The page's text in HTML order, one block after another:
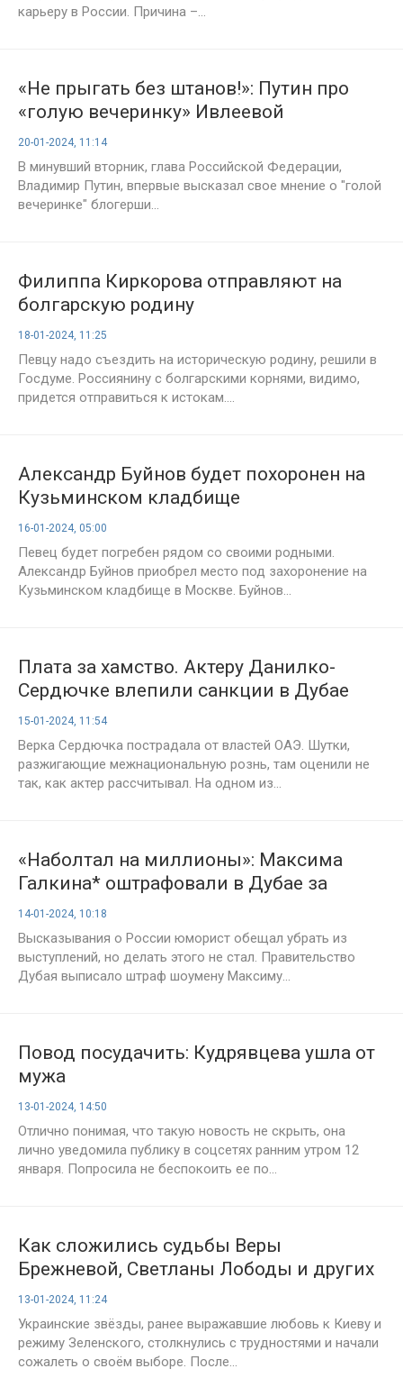
карьеру в России. Причина –...
«Не прыгать без штанов!»: Путин про
«голую вечеринку» Ивлеевой
20-01-2024, 11:14
В минувший вторник, глава Российской Федерации,
Владимир Путин, впервые высказал свое мнение о "голой
вечеринке" блогерши...
Филиппа Киркорова отправляют на
болгарскую родину
18-01-2024, 11:25
Певцу надо съездить на историческую родину, решили в
Госдуме. Россиянину с болгарскими корнями, видимо,
придется отправиться к истокам....
Александр Буйнов будет похоронен на
Кузьминском кладбище
16-01-2024, 05:00
Певец будет погребен рядом со своими родными.
Александр Буйнов приобрел место под захоронение на
Кузьминском кладбище в Москве. Буйнов...
Плата за хамство. Актеру Данилко-
Сердючке влепили санкции в Дубае
15-01-2024, 11:54
Верка Сердючка пострадала от властей ОАЭ. Шутки,
разжигающие межнациональную рознь, там оценили не
так, как актер рассчитывал. На одном из...
«Наболтал на миллионы»: Максима
Галкина* оштрафовали в Дубае за
нацистские лозунги
14-01-2024, 10:18
Высказывания о России юморист обещал убрать из
выступлений, но делать этого не стал. Правительство
Дубая выписало штраф шоумену Максиму...
Повод посудачить: Кудрявцева ушла от
мужа
13-01-2024, 14:50
Отлично понимая, что такую новость не скрыть, она
лично уведомила публику в соцсетях ранним утром 12
января. Попросила не беспокоить ее по...
Как сложились судьбы Веры
Брежневой, Светланы Лободы и других
украинских артистов после начала СВО?
13-01-2024, 11:24
Украинские звёзды, ранее выражавшие любовь к Киеву и
режиму Зеленского, столкнулись с трудностями и начали
сожалеть о своём выборе. После...